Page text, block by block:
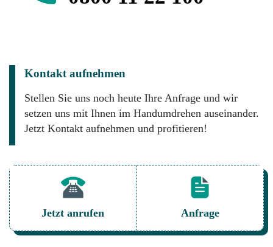
Kontakt aufnehmen
Stellen Sie uns noch heute Ihre Anfrage und wir
setzen uns mit Ihnen im Handumdrehen auseinander.
Jetzt Kontakt aufnehmen und profitieren!
Jetzt anrufen Anfrage